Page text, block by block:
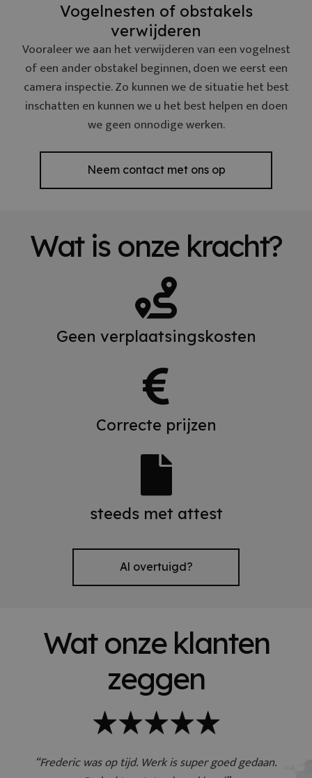
Vogelnesten of obstakels
verwijderen
Vooraleer we aan het verwijderen van een vogelnest
of een ander obstakel beginnen, doen we eerst een
camera inspectie. Zo kunnen we de situatie het best
inschatten en kunnen we u het best helpen en doen
we geen onnodige werken.
Neem contact met ons op
Wat is onze kracht?
Geen verplaatsingskosten
Correcte prijzen
steeds met attest
Al overtuigd?
Wat onze klanten
zeggen
“Frederic was op tijd. Werk is super goed gedaan.